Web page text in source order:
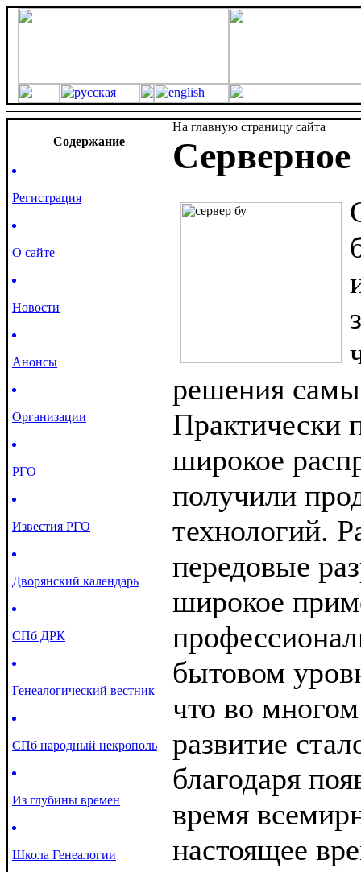
Cодержание
Регистрация
О сайте
Новости
Анонсы
Организации
РГО
Известия РГО
Дворянский календарь
СПб ДРК
Генеалогический вестник
СПб народный некрополь
Из глубины времен
Школа Генеалогии
На главную страницу сайта
Серверное
решения
Практически
широкое
получили
технологий.
передовые
широкое
бытовом
что во
развитие
благодаря
время
настоящее